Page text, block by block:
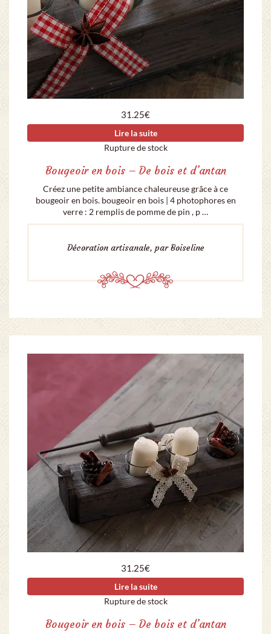
31.25€
Lire la suite
Rupture de stock
Bougeoir en bois – De bois et d’antan
Créez une petite ambiance chaleureuse grâce à ce
bougeoir en bois. bougeoir en bois | 4 photophores en
verre : 2 remplis de pomme de pin , p …
Décoration artisanale, par Boiseline
31.25€
Lire la suite
Rupture de stock
Bougeoir en bois – De bois et d’antan